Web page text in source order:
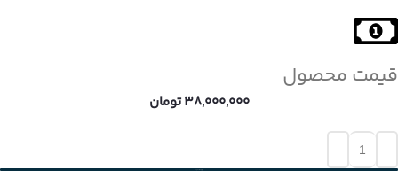
قیمت محصول
38,000,000تومان